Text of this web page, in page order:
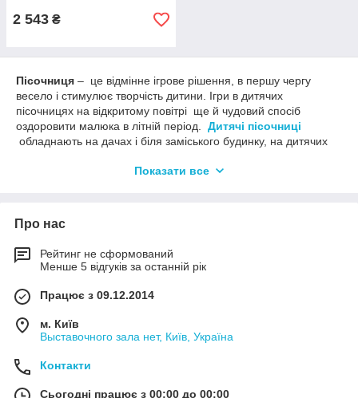
2 543 ₴
Пісочниця – це відмінне ігрове рішення, в першу чергу
весело і стимулює творчість дитини. Ігри в дитячих
пісочницях на відкритому повітрі ще й чудовий спосіб
оздоровити малюка в літній період. Дитячі пісочниці
обладнають на дачах і біля заміського будинку, на дитячих
іншим ігровим обладнанням дерев'яна дитяча пісочниця
Вашому власному саду, ви завжди можете стежити за
маленьким будівельником.
Купити дитячу пісочницюозначає забезпечити дітей з
достатнім простором для реалізації творчих ідей.
Наш інтернет-магазин «Парта.укр»
різних форм, конструкцій, видів використовуваного
матеріалу, розмірів. Звертаємо вашу увагу, що масив
натурального дерева – це найбільш стійкий і безпечний для
Впевнені, що в різноманітті представлених варіантів
дерев'яних пісочниць для дітей
Ви знайдете підходящий
Показати все
Про нас
Рейтинг не сформований
Менше 5 відгуків за останній рік
Працює з 09.12.2014
м. Київ
Выставочного зала нет, Київ, Україна
Контакти
Сьогодні працює з 00:00 до 00:00